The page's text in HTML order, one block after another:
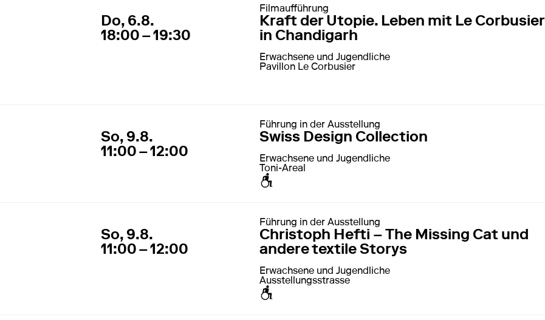
6. August 2026 18:00 – 19:30
Do, 6.8.
18:00 – 19:30
Filmaufführung
Kraft der Utopie. Leben mit Le Corbusier
in Chandigarh
Erwachsene und Jugendliche
Pavillon Le Corbusier
9. August 2026 11:00 – 12:00
So, 9.8.
11:00 – 12:00
Führung in der Ausstellung
Swiss Design Collection
Erwachsene und Jugendliche
Toni-Areal
9. August 2026 11:00 – 12:00
So, 9.8.
11:00 – 12:00
Führung in der Ausstellung
Christoph Hefti – The Missing Cat und
andere textile Storys
Erwachsene und Jugendliche
Ausstellungsstrasse